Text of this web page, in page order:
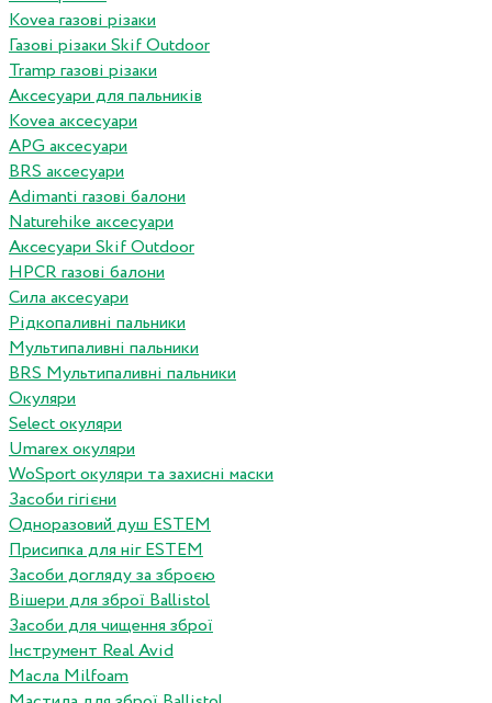
Kovea газові різаки
Газові різаки Skif Outdoor
Tramp газові різаки
Аксесуари для пальників
Kovea аксесуари
APG аксесуари
BRS аксесуари
Adimanti газові балони
Naturehike аксесуари
Аксесуари Skif Outdoor
HPCR газові балони
Сила аксесуари
Рідкопаливні пальники
Мультипаливні пальники
BRS Мультипаливні пальники
Окуляри
Select окуляри
Umarex окуляри
WoSport окуляри та захисні маски
Засоби гігієни
Одноразовий душ ESTEM
Присипка для ніг ESTEM
Засоби догляду за зброєю
Вішери для зброї Ballistol
Засоби для чищення зброї
Інструмент Real Avid
Масла Milfoam